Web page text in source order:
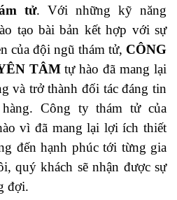
tử. Với những kỹ năng
tạo bài bản kết hợp với sự
của đội ngũ thám tử, CÔNG
TÂMtự hào đã mang lại
và trở thành đối tác đáng tin
Công ty thám tử của
vì đã mang lại lợi ích thiết
đến hạnh phúc tới từng gia
quý khách sẽ nhận được sự
đợi.